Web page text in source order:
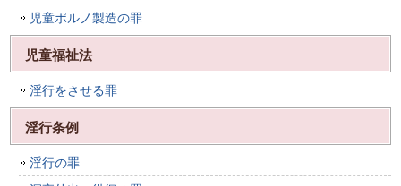
児童ポルノ製造の罪
児童福祉法
淫行をさせる罪
淫行条例
淫行の罪